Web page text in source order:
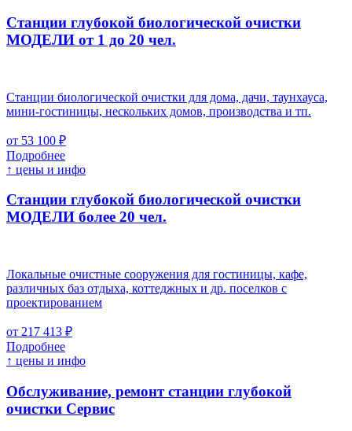
Станции глубокой биологической очистки
МОДЕЛИ от 1 до 20 чел.
Станции биологической очистки для дома, дачи, таунхауса,
мини-гостиницы, нескольких домов, производства и тп.
от 53 100 ₽
Подробнее
↑ цены и инфо
Станции глубокой биологической очистки
МОДЕЛИ более 20 чел.
Локальные очистные сооружения для гостиницы, кафе,
различных баз отдыха, коттеджных и др. поселков с
проектированием
от 217 413 ₽
Подробнее
↑ цены и инфо
Обслуживание, ремонт станции глубокой
очистки Cервис